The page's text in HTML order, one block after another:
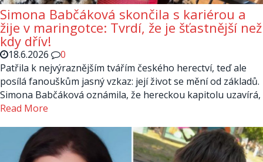
Simona Babčáková skončila s kariérou a
žije v maringotce: Tvrdí, že je šťastnější než
kdy dřív!
18.6.2026
0
Patřila k nejvýraznějším tvářím českého herectví, teď ale
posílá fanouškům jasný vzkaz: její život se mění od základů.
Simona Babčáková oznámila, že hereckou kapitolu uzavírá,
Read More